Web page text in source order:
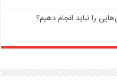
را نباید انجام دهیم؟